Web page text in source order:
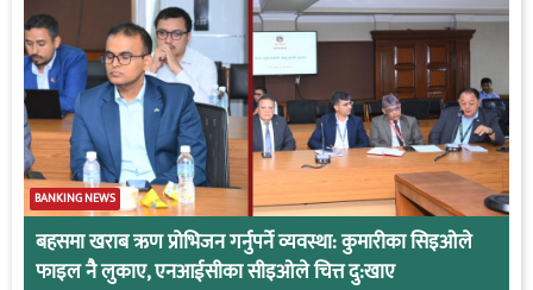
BANKING NEWS
बहसमा खराब ऋण प्रोभिजन गर्नुपर्ने व्यवस्था: कुमारीका सिइओले
फाइल नै लुकाए, एनआईसीका सीइओले चित्त दु:खाए